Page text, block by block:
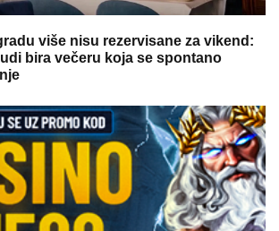
više nisu rezervisane za vikend:
bira večeru koja se spontano